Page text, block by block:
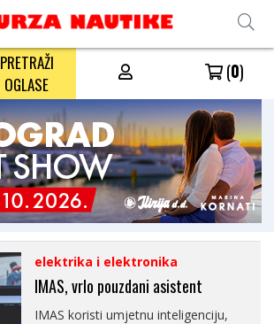
PRETRAŽI
OGLASE
(0)
elektrika i elektronika
IMAS, vrlo pouzdani asistent
IMAS koristi umjetnu inteligenciju,